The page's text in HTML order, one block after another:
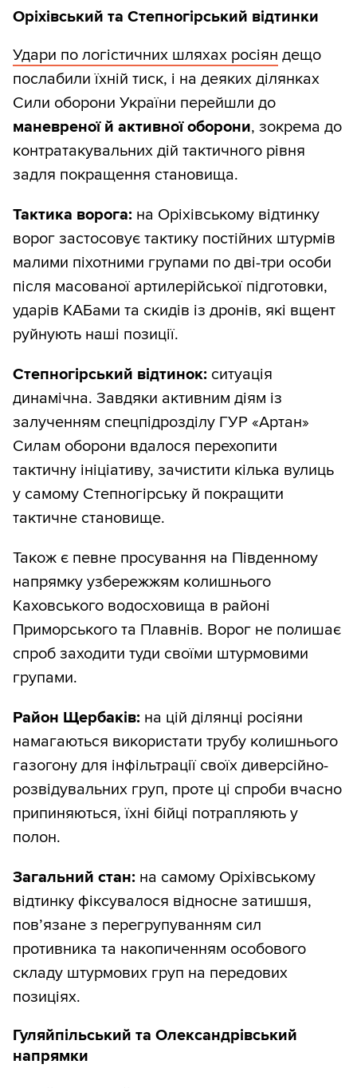
Оріхівський та Степногірський відтинки
Удари по логістичних шляхах росіян дещо
послабили їхній тиск, і на деяких ділянках
Сили оборони України перейшли до
маневреної й активної оборони, зокрема до
контратакувальних дій тактичного рівня
задля покращення становища.
Тактика ворога: на Оріхівському відтинку
ворог застосовує тактику постійних штурмів
малими піхотними групами по дві-три особи
після масованої артилерійської підготовки,
ударів КАБами та скидів із дронів, які вщент
руйнують наші позиції.
Степногірський відтинок: ситуація
динамічна. Завдяки активним діям із
залученням спецпідрозділу ГУР «Артан»
Силам оборони вдалося перехопити
тактичну ініціативу, зачистити кілька вулиць
у самому Степногірську й покращити
тактичне становище.
Також є певне просування на Південному
напрямку узбережжям колишнього
Каховського водосховища в районі
Приморського та Плавнів. Ворог не полишає
спроб заходити туди своїми штурмовими
групами.
Район Щербаків: на цій ділянці росіяни
намагаються використати трубу колишнього
газогону для інфільтрації своїх диверсійно-
розвідувальних груп, проте ці спроби вчасно
припиняються, їхні бійці потрапляють у
полон.
Загальний стан: на самому Оріхівському
відтинку фіксувалося відносне затишшя,
пов’язане з перегрупуванням сил
противника та накопиченням особового
складу штурмових груп на передових
позиціях.
Гуляйпільський та Олександрівський
напрямки